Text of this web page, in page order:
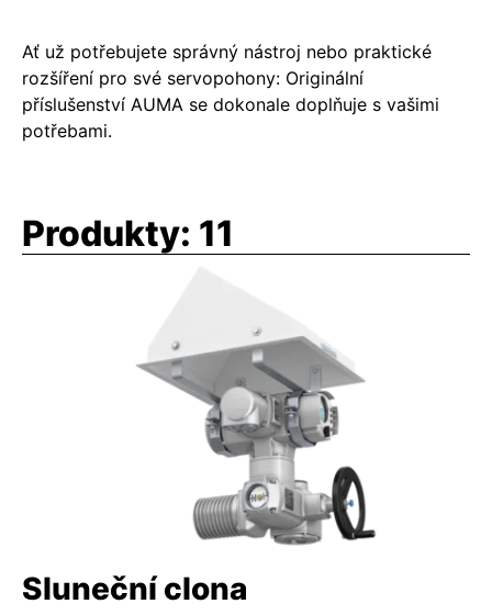
Ať už potřebujete správný nástroj nebo praktické
rozšíření pro své servopohony: Originální
příslušenství AUMA se dokonale doplňuje s vašimi
potřebami.
Produkty: 11
Sluneční clona